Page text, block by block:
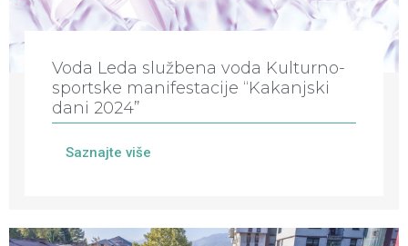
Voda Leda službena voda Kulturno-
sportske manifestacije “Kakanjski
dani 2024”
Saznajte više